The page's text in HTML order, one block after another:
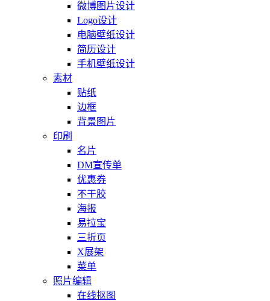
微博图片设计
Logo设计
电脑壁纸设计
简历设计
手机壁纸设计
素材
贴纸
边框
背景图片
印刷
名片
DM宣传单
优惠券
不干胶
海报
易拉宝
三折页
X展架
菜单
照片编辑
在线抠图